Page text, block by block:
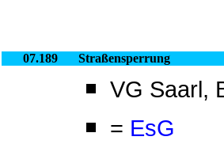
07.189 Straßensperrung
VG Saarl,
= EsG